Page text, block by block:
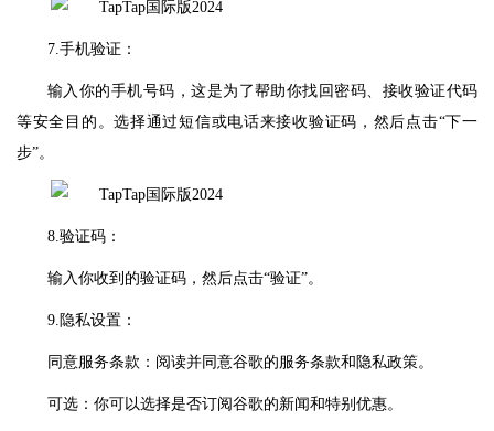
7.手机验证：
输入你的手机号码，这是为了帮助你找回密码、接收验证代码
等安全目的。选择通过短信或电话来接收验证码，然后点击“下一
步”。
8.验证码：
输入你收到的验证码，然后点击“验证”。
9.隐私设置：
同意服务条款：阅读并同意谷歌的服务条款和隐私政策。
可选：你可以选择是否订阅谷歌的新闻和特别优惠。